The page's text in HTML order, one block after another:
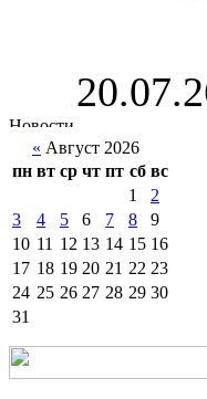
« Август 2026
пн вт ср чт пт сб вс
1
2
3
4 5 6 7 8
9
10 11 12 13 14 15 16
17 18 19 20 21 22 23
24 25 26 27 28 29 30
31